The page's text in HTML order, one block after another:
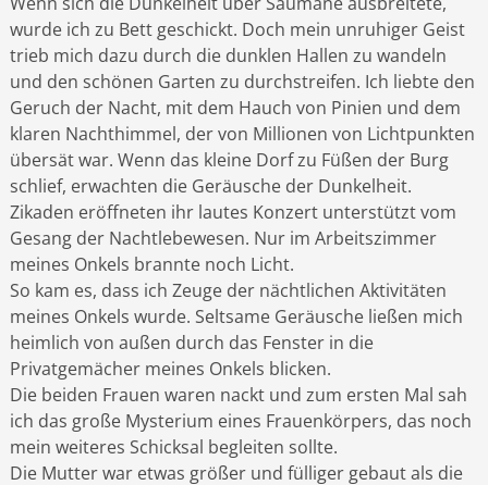
wurde ich zu Bett geschickt. Doch mein unruhiger Geist
trieb mich dazu durch die dunklen Hallen zu wandeln
und den schönen Garten zu durchstreifen. Ich liebte den
Geruch der Nacht, mit dem Hauch von Pinien und dem
klaren Nachthimmel, der von Millionen von Lichtpunkten
übersät war. Wenn das kleine Dorf zu Füßen der Burg
schlief, erwachten die Geräusche der Dunkelheit.
Zikaden eröffneten ihr lautes Konzert unterstützt vom
Gesang der Nachtlebewesen. Nur im Arbeitszimmer
meines Onkels brannte noch Licht.
So kam es, dass ich Zeuge der nächtlichen Aktivitäten
meines Onkels wurde. Seltsame Geräusche ließen mich
heimlich von außen durch das Fenster in die
Privatgemächer meines Onkels blicken.
Die beiden Frauen waren nackt und zum ersten Mal sah
ich das große Mysterium eines Frauenkörpers, das noch
mein weiteres Schicksal begleiten sollte.
Die Mutter war etwas größer und fülliger gebaut als die